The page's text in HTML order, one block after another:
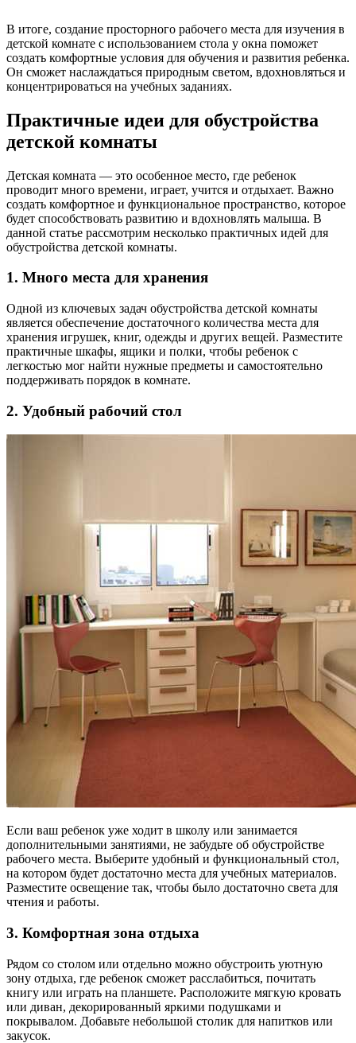
В итоге, создание просторного рабочего места для изучения в
детской комнате с использованием стола у окна поможет
создать комфортные условия для обучения и развития ребенка.
Он сможет наслаждаться природным светом, вдохновляться и
концентрироваться на учебных заданиях.
Практичные идеи для обустройства
детской комнаты
Детская комната — это особенное место, где ребенок
проводит много времени, играет, учится и отдыхает. Важно
создать комфортное и функциональное пространство, которое
будет способствовать развитию и вдохновлять малыша. В
данной статье рассмотрим несколько практичных идей для
обустройства детской комнаты.
1. Много места для хранения
Одной из ключевых задач обустройства детской комнаты
является обеспечение достаточного количества места для
хранения игрушек, книг, одежды и других вещей. Разместите
практичные шкафы, ящики и полки, чтобы ребенок с
легкостью мог найти нужные предметы и самостоятельно
поддерживать порядок в комнате.
2. Удобный рабочий стол
Если ваш ребенок уже ходит в школу или занимается
дополнительными занятиями, не забудьте об обустройстве
рабочего места. Выберите удобный и функциональный стол,
на котором будет достаточно места для учебных материалов.
Разместите освещение так, чтобы было достаточно света для
чтения и работы.
3. Комфортная зона отдыха
Рядом со столом или отдельно можно обустроить уютную
зону отдыха, где ребенок сможет расслабиться, почитать
книгу или играть на планшете. Расположите мягкую кровать
или диван, декорированный яркими подушками и
покрывалом. Добавьте небольшой столик для напитков или
закусок.